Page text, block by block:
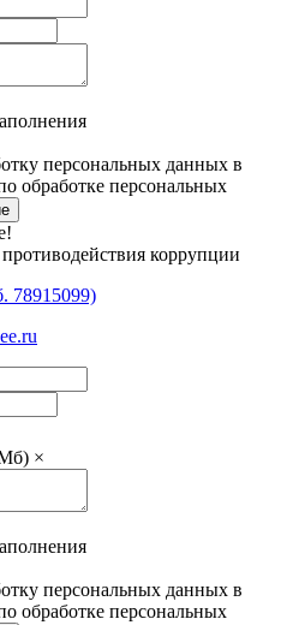
персональных данных в
обработке персональных
коррупции
78915099)
Мб) ×
персональных данных в
обработке персональных